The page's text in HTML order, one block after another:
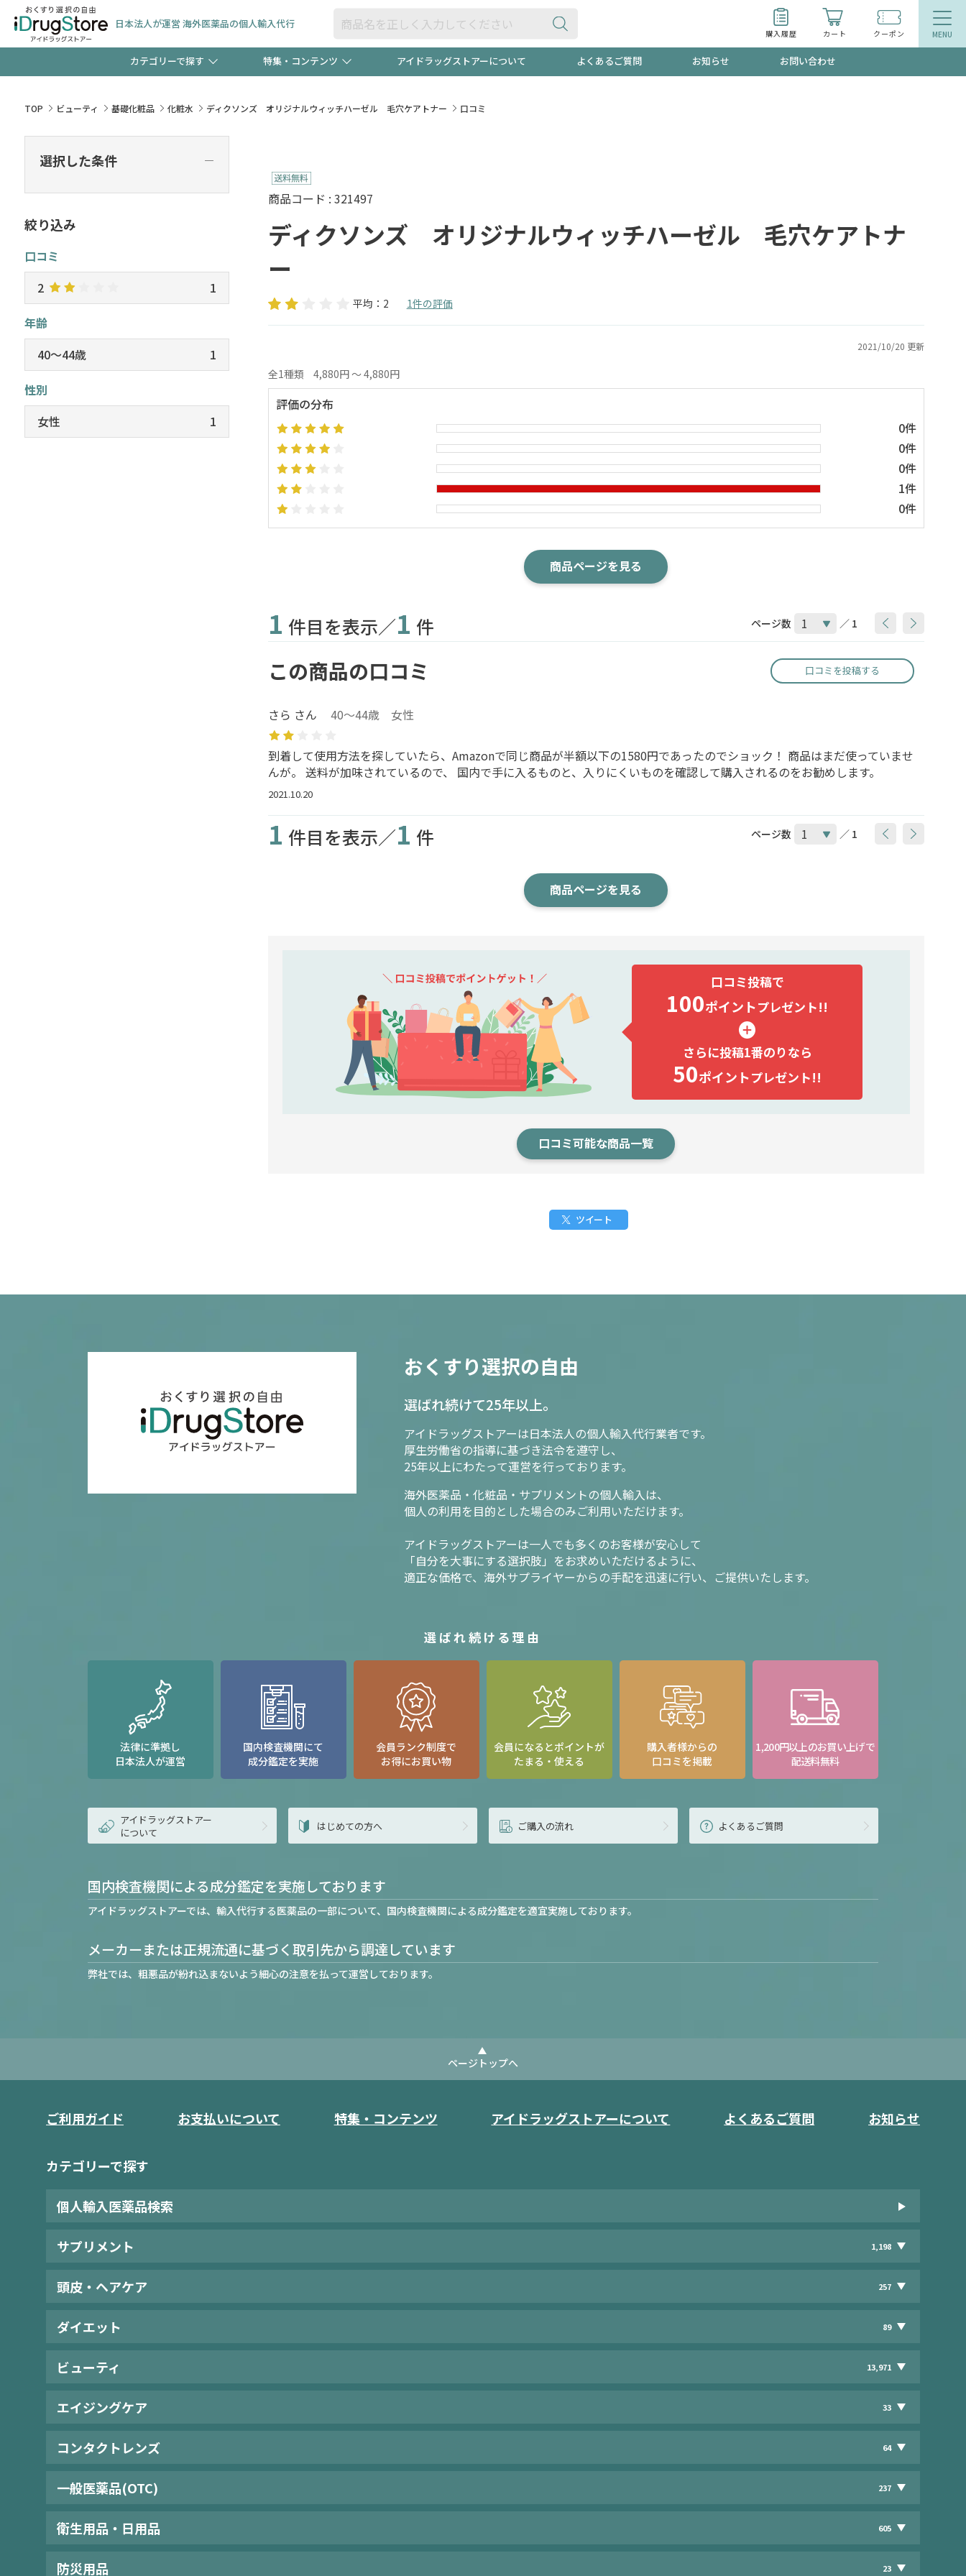
日本法人が運営 海外医薬品の個人輸入代行
購入履歴 カート クーポン
カテゴリーで探す
検査キット ペット用品
特集・コンテンツ
【週末限定】新規会員登録ポイント2倍600円分プレ
極冷メントールで、夏の頭皮ストレスを完全リセッ
当店スタッフが贈る音声プログラム
アイドラッグストアーについて よくあるご質問 お知らせ お問い合わせ
TOP ビューティ 基礎化粧品 化粧水 ディクソンズ オリジナルウィッチハーゼル 毛穴ケアトナー 口コミ
商品コード : 321497
ディクソンズ オリジナルウィッチハーゼル 毛穴ケアトナ
ー
平均：2 1件の評価
2021/10/20 更新
全1種類 4,880円 ～ 4,880円
評価の分布
0件
0件
0件
1件
0件
商品ページを見る
1 件目を表示／1 件 ページ数 ／ 1
この商品の口コミ 口コミを投稿する
さら さん 40～44歳 女性
到着して使用方法を探していたら、Amazonで同じ商品が半額以下の1580円であったのでショック！ 商品はまだ使っていませ
んが。 送料が加味されているので、 国内で手に入るものと、入りにくいものを確認して購入されるのをお勧めします。
2021.10.20
1 件目を表示／1 件 ページ数 ／ 1
商品ページを見る
口コミ投稿で
100ポイントプレゼント!!
さらに投稿1番のりなら
50ポイントプレゼント!!
口コミ可能な商品一覧
ツイート
選択した条件 ―
絞り込み
口コミ
2
1
年齢
40～44歳
1
性別
女性
1
おくすり選択の自由
選ばれ続けて25年以上。
アイドラッグストアーは日本法人の個人輸入代行業者です。
厚生労働省の指導に基づき法令を遵守し、
25年以上にわたって運営を行っております。
海外医薬品・化粧品・サプリメントの個人輸入は、
個人の利用を目的とした場合のみご利用いただけます。
アイドラッグストアーは一人でも多くのお客様が安心して
「自分を大事にする選択肢」をお求めいただけるように、
適正な価格で、海外サプライヤーからの手配を迅速に行い、ご提供いたします。
選ばれ続ける理由
法律に準拠し
日本法人が運営
国内検査機関にて
成分鑑定を実施
会員ランク制度で
お得にお買い物
会員になるとポイントが
たまる・使える
購入者様からの
口コミを掲載
1,200円以上のお買い上げで
配送料無料
アイドラッグストアー
について
はじめての方へ ご購入の流れ よくあるご質問
国内検査機関による成分鑑定を実施しております
アイドラッグストアーでは、輸入代行する医薬品の一部について、国内検査機関による成分鑑定を適宜実施しております。
メーカーまたは正規流通に基づく取引先から調達しています
弊社では、粗悪品が紛れ込まないよう細心の注意を払って運営しております。
ページトップへ
ご利用ガイド お支払いについて 特集・コンテンツ アイドラッグストアーについて よくあるご質問 お知らせ
カテゴリーで探す
個人輸入医薬品検索
サプリメント 1,198
頭皮・ヘアケア 257
ダイエット 89
ビューティ 13,971
エイジングケア 33
コンタクトレンズ 64
一般医薬品(OTC) 237
衛生用品・日用品 605
防災用品 23